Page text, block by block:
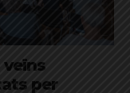
veïns
per